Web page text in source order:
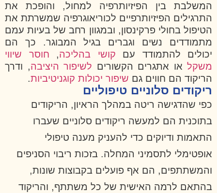
המשלבת בין הפיזיותרפיה למחול, והופכת את
התרגילים הפיזיותרפיים לכוריאוגרפיה שמשרתת את
הטיפול בחולי פרקינסון, ובמגוון רחב של בעיות עמם
מתמודדים נשים וגברים בגיל המבוגר. כך הם
יכולים להתמודד עם קושי בהליכה, חוסר שיווי
משקל או אתגרים הקשורים לשיפור היציבה, ודרך
הריקוד הם חווים גם שיפור יכולות קוגניטיביות.
ריקודים סלוניים טיפוליים
כפי שהדגישה ריטה במהלך הראיון, הריקודים
בתוכנית הם למעשה ריקודים סלוניים שעברו
התאמות ודיוקים כדי להעניק מענה טיפולי
אופטימלי לתסמיני המחלה. בזכות ריבוי הסניפים
והמשתתפים, הם אף פועלים בקבוצות שונות,
בהתאם לרמה האישית של כל משתתף, והריקוד